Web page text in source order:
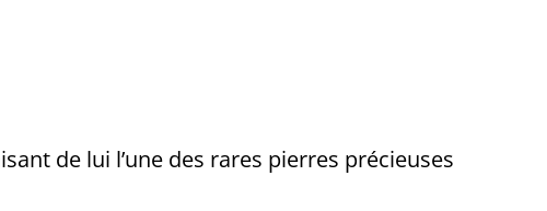
de lui l’une des rares pierres précieuses